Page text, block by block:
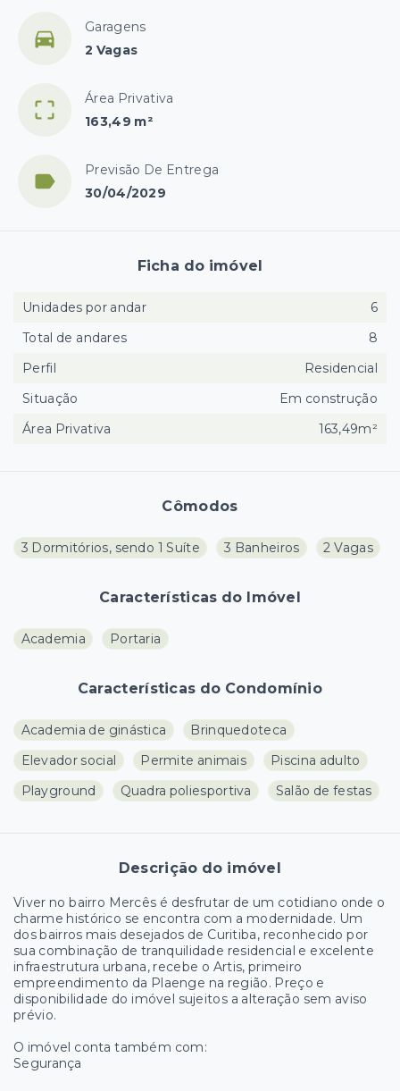
Garagens
2 Vagas
Área Privativa
163,49 m²
Previsão De Entrega
30/04/2029
Cômodos
3 Dormitórios, sendo 1 Suíte 3 Banheiros 2 Vagas
Características do Imóvel
Academia Portaria
Características do Condomínio
Academia de ginástica
Brinquedoteca
Elevador social
Permite animais
Piscina adulto
Playground
Quadra poliesportiva Salão de festas
Descrição do imóvel
Viver no bairro Mercês é desfrutar de um cotidiano onde o
charme histórico se encontra com a modernidade. Um
dos bairros mais desejados de Curitiba, reconhecido por
sua combinação de tranquilidade residencial e excelente
infraestrutura urbana, recebe o Artis, primeiro
empreendimento da Plaenge na região. Preço e
disponibilidade do imóvel sujeitos a alteração sem aviso
prévio.
O imóvel conta também com:
Segurança
Ficha do imóvel
Unidades por andar
6
Total de andares
8
Perfil
Residencial
Situação
Em construção
Área Privativa
163,49m²